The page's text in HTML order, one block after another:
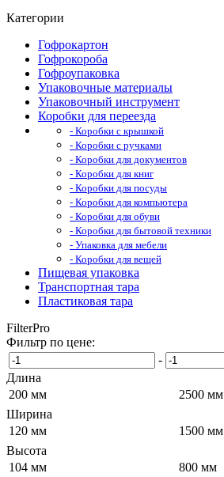
Категории
Гофрокартон
Гофрокороба
Гофроупаковка
Упаковочные материалы
Упаковочный инструмент
Коробки для переезда
- Коробки с крышкой
- Коробки с ручками
- Коробки для документов
- Коробки для книг
- Коробки для посуды
- Коробки для компьютера
- Коробки для обуви
- Коробки для бытовой техники
- Упаковка для мебели
- Коробки для вещей
Пищевая упаковка
Транспортная тара
Пластиковая тара
FilterPro
Фильтр по цене:
-
Длина
200 мм
2500 мм
Ширина
120 мм
1500 мм
Высота
104 мм
800 мм